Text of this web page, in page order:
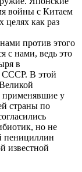
войны с Китаем
целях как раз
против этого
с нами, ведь это
в
СССР. В этой
у
страны по
но не
пенициллин
известной